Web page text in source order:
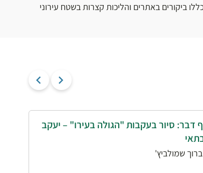
ביקורים באתרים והליכות קצרות בשטח עירוני
דבר: סיור בעקבות "הגולה בעירו" – יעקב
ברוך שמולביץ'